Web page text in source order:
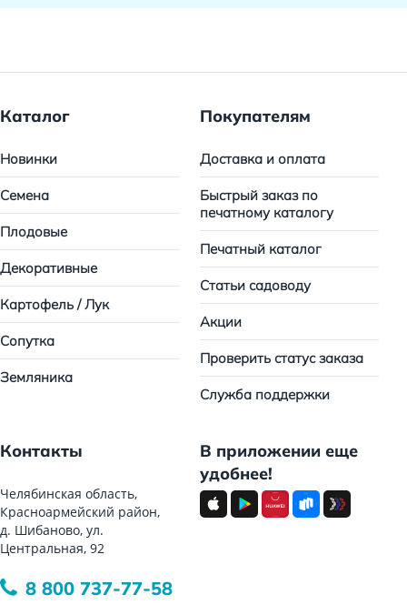
Каталог
Новинки
Семена
Плодовые
Декоративные
Картофель / Лук
Сопутка
Земляника
Покупателям
Доставка и оплата
Быстрый заказ по
печатному каталогу
Печатный каталог
Статьи садоводу
Акции
Проверить статус заказа
Служба поддержки
Контакты
Челябинская область,
Красноармейский район,
д. Шибаново, ул.
Центральная, 92
8 800 737-77-58
В приложении еще
удобнее!